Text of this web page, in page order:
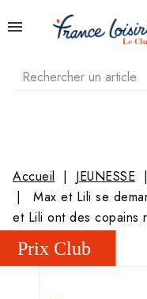
Accueil JEUNESSE
Max et Lili se
et Lili ont des copains